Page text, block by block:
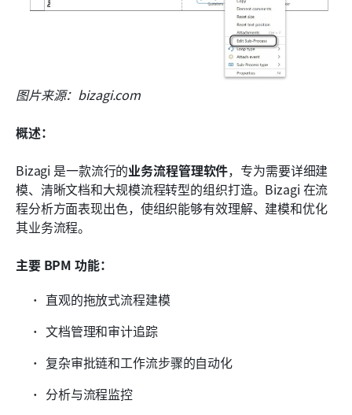
图片来源：bizagi.com
概述：
Bizagi 是一款流行的业务流程管理软件，专为需要详细建
模、清晰文档和大规模流程转型的组织打造。Bizagi 在流
程分析方面表现出色，使组织能够有效理解、建模和优化
其业务流程。
主要 BPM 功能：
直观的拖放式流程建模
文档管理和审计追踪
复杂审批链和工作流步骤的自动化
分析与流程监控